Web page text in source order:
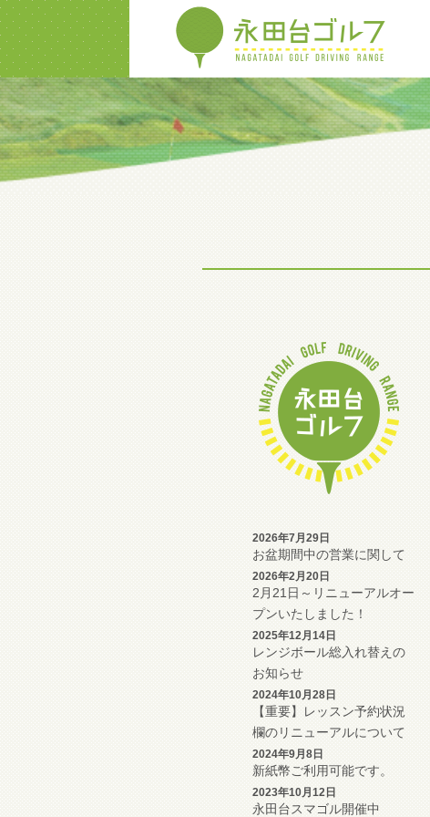
2026年7月29日
お盆期間中の営業に関して
2026年2月20日
2月21日～リニューアルオー
プンいたしました！
2025年12月14日
レンジボール総入れ替えの
お知らせ
2024年10月28日
【重要】レッスン予約状況
欄のリニューアルについて
2024年9月8日
新紙幣ご利用可能です。
2023年10月12日
永田台スマゴル開催中